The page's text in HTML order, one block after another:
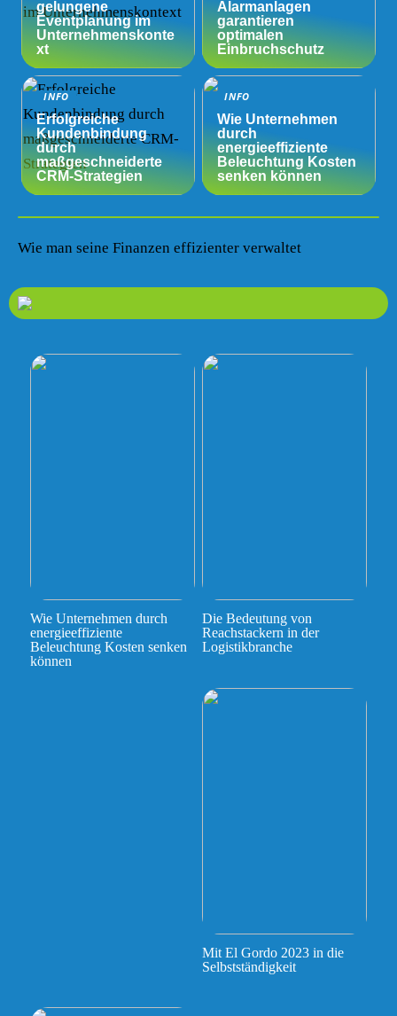
gelungene
Eventplanung im
Unternehmenskonte
xt
Alarmanlagen
garantieren
optimalen
Einbruchschutz
INFO
Erfolgreiche
Kundenbindung
durch
maßgeschneiderte
CRM-Strategien
INFO
Wie Unternehmen
durch
energieeffiziente
Beleuchtung Kosten
senken können
Wie man seine Finanzen effizienter verwaltet
Wie Unternehmen durch
energieeffiziente
Beleuchtung Kosten senken
können
Die Bedeutung von
Reachstackern in der
Logistikbranche
Mit El Gordo 2023 in die
Selbstständigkeit